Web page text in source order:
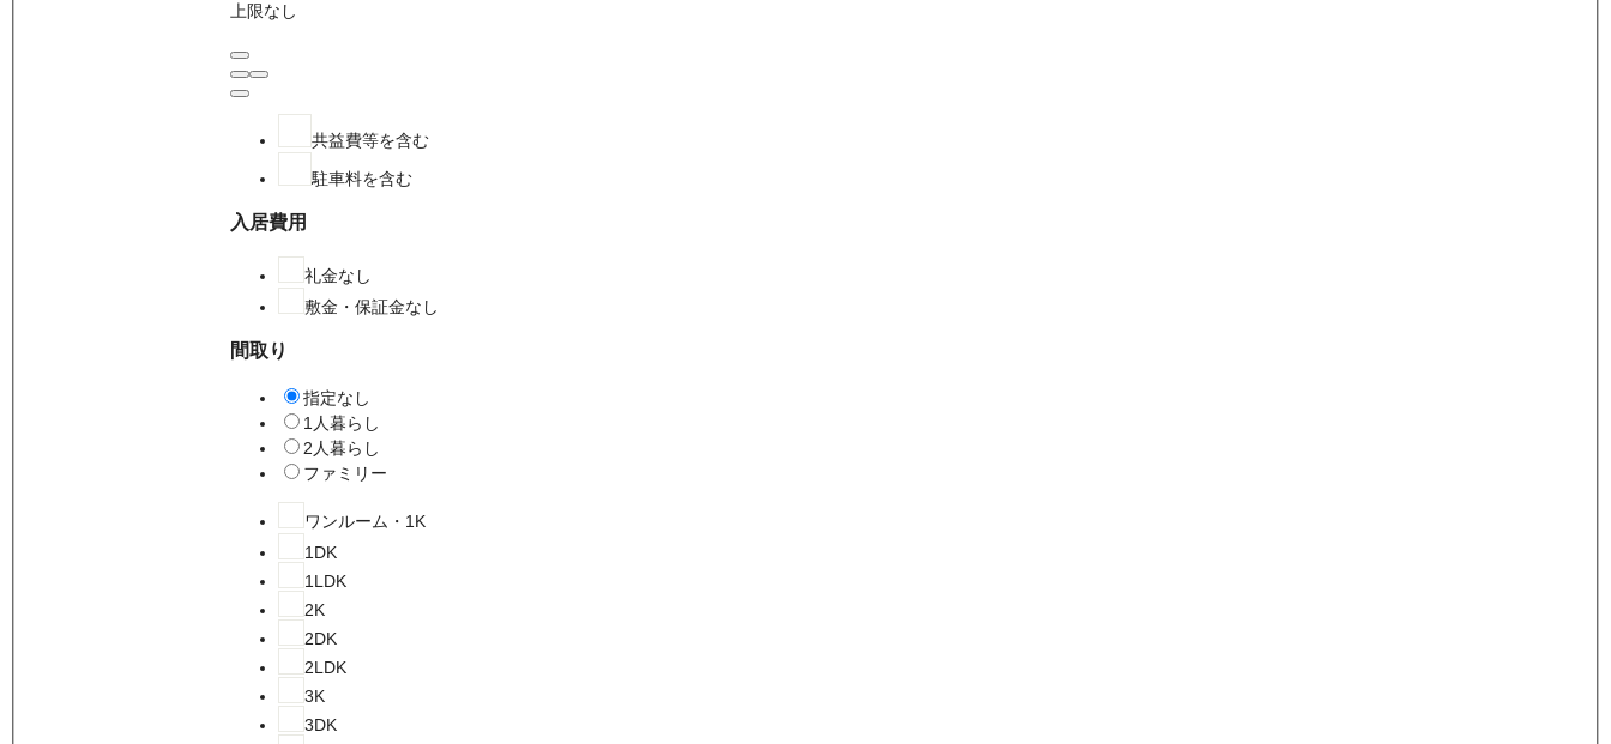
上限なし
共益費等を含む
駐車料を含む
入居費用
礼金なし
敷金・保証金なし
間取り
指定なし
1人暮らし
2人暮らし
ファミリー
ワンルーム・1K
1DK
1LDK
2K
2DK
2LDK
3K
3DK